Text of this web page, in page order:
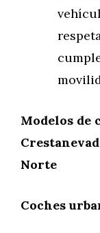
Modelos de
Norte
Coches